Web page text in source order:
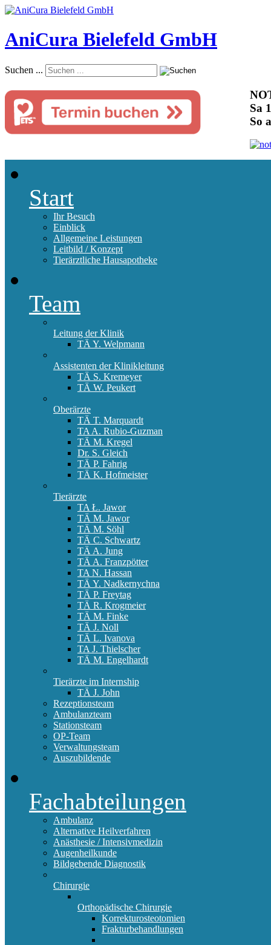
AniCura Bielefeld GmbH
Suchen ...
Sa
So
Start
Ihr Besuch
Einblick
Allgemeine Leistungen
Leitbild / Konzept
Tierärztliche Hausapotheke
Team
Leitung der Klinik
TÄ Y. Welpmann
Assistenten der Klinikleitung
TÄ S. Kremeyer
TÄ W. Peukert
Oberärzte
TÄ T. Marquardt
TA A. Rubio-Guzman
TÄ M. Kregel
Dr. S. Gleich
TÄ P. Fahrig
TÄ K. Hofmeister
Tierärzte
TA Ł. Jawor
TÄ M. Jawor
TÄ M. Söhl
TÄ C. Schwartz
TÄ A. Jung
TÄ A. Franzpötter
TA N. Hassan
TÄ Y. Nadkernychna
TÄ P. Freytag
TÄ R. Krogmeier
TÄ M. Finke
TÄ J. Noll
TÄ L. Ivanova
TA J. Thielscher
TÄ M. Engelhardt
Tierärzte im Internship
TÄ J. John
Rezeptionsteam
Ambulanzteam
Stationsteam
OP-Team
Verwaltungsteam
Auszubildende
Fachabteilungen
Ambulanz
Alternative Heilverfahren
Anästhesie / Intensivmedizin
Augenheilkunde
Bildgebende Diagnostik
Chirurgie
Orthopädische Chirurgie
Korrekturosteotomien
Frakturbehandlungen